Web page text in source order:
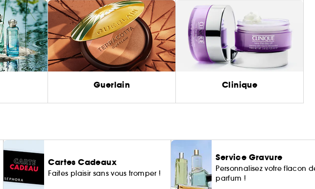
Guerlain Clinique
Cartes Cadeaux
Faites plaisir sans vous tromper !
Service Gravure
Personnalisez votre flacon
parfum !